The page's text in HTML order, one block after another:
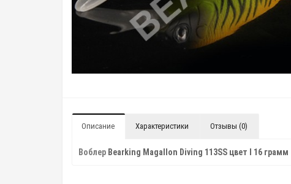
Описание Характеристики Отзывы (0)
Воблер Bearking Magallon Diving 113SS цвет I 16 грамм